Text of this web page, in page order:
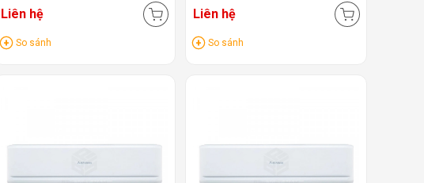
Liên hệ
So sánh
Liên hệ
So sánh